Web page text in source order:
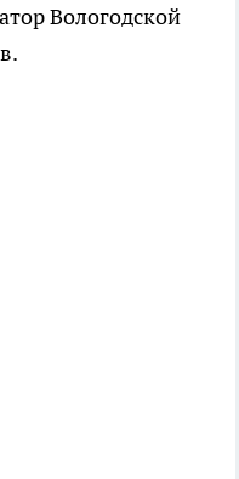
Вологодской